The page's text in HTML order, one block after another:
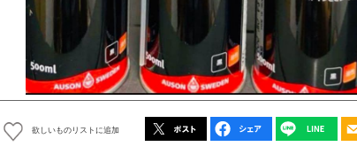
欲しいものリストに追加